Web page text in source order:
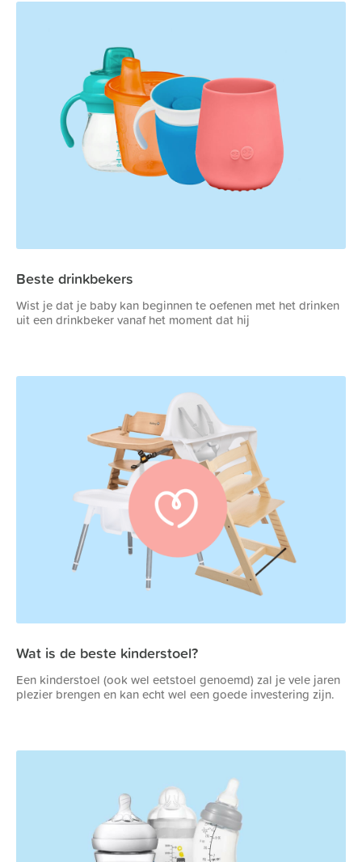
Beste drinkbekers
Wist je dat je baby kan beginnen te oefenen met het drinken
uit een drinkbeker vanaf het moment dat hij
Wat is de beste kinderstoel?
Een kinderstoel (ook wel eetstoel genoemd) zal je vele jaren
plezier brengen en kan echt wel een goede investering zijn.